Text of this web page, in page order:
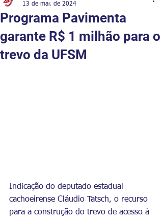
Programa Pavimenta
garante R$ 1 milhão para o
trevo da UFSM
13 de mar. de 2024
Indicação do deputado estadual
cachoeirense Cláudio Tatsch, o recurso
para a construção do trevo de acesso à